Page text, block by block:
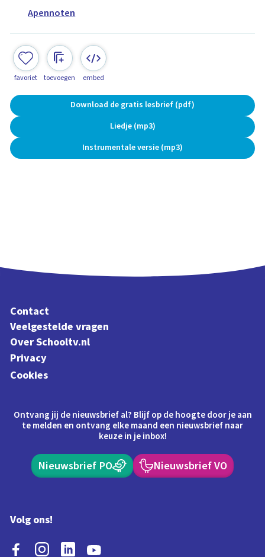
Apennoten
favoriet toevoegen embed
Download de gratis lesbrief (pdf)
Liedje (mp3)
Instrumentale versie (mp3)
Contact
Veelgestelde vragen
Over Schooltv.nl
Privacy
Cookies
Ontvang jij de nieuwsbrief al? Blijf op de hoogte door je aan
te melden en ontvang elke maand een nieuwsbrief naar
keuze in je inbox!
Nieuwsbrief PO Nieuwsbrief VO
Volg ons!